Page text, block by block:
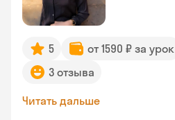
5 от 1590 ₽ за урок
3 отзыва
Читать дальше